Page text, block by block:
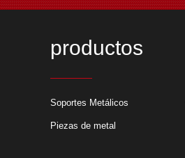
productos
Soportes Metálicos
Piezas de metal